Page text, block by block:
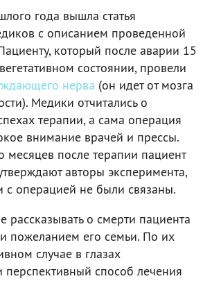
года вышла статья
с описанием проведенной
который после аварии 15
состоянии, провели
нерва (он идет от мозга
Медики отчитались о
терапии, а сама операция
внимание врачей и прессы.
месяцев после терапии пациент
авторы эксперимента,
с операцией не были связаны.
рассказывать о смерти пациента
пожеланием его семьи. По их
случае в глазах
перспективный способ лечения